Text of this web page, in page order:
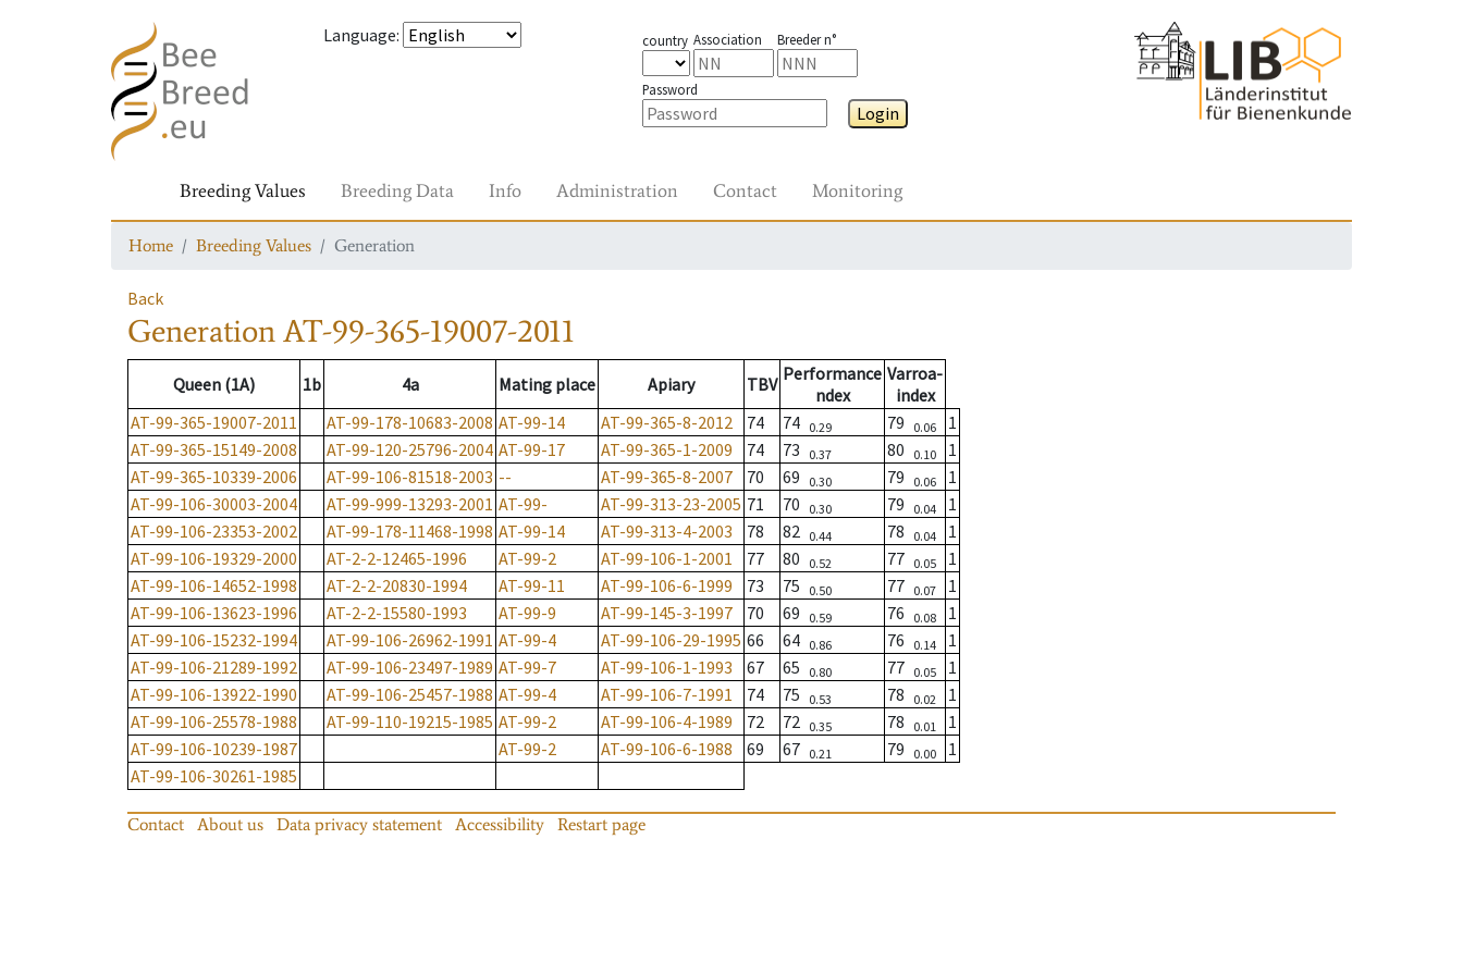
Language: country Association Breeder n°
Password
Login
Breeding Values Breeding Data Info Administration Contact Monitoring
Home Breeding Values Generation
Back
GenerationAT-99-365-19007-2011
Queen (1A) 1b 4a Mating place Apiary TBV Performance
ndex
Varroa-
index
AT-99-365-19007-2011
AT-99-178-10683-2008 AT-99-14 AT-99-365-8-2012 74 74 0.29 79 0.06
1
AT-99-365-15149-2008
AT-99-120-25796-2004 AT-99-17 AT-99-365-1-2009 74 73 0.37 80 0.10
1
AT-99-365-10339-2006
AT-99-106-81518-2003 -- AT-99-365-8-2007 70 69 0.30 79 0.06
1
AT-99-106-30003-2004
AT-99-999-13293-2001 AT-99- AT-99-313-23-2005 71 70 0.30 79 0.04
1
AT-99-106-23353-2002
AT-99-178-11468-1998 AT-99-14 AT-99-313-4-2003 78 82 0.44 78 0.04
1
AT-99-106-19329-2000
AT-2-2-12465-1996 AT-99-2 AT-99-106-1-2001 77 80 0.52 77 0.05
1
AT-99-106-14652-1998
AT-2-2-20830-1994 AT-99-11 AT-99-106-6-1999 73 75 0.50 77 0.07
1
AT-99-106-13623-1996
AT-2-2-15580-1993 AT-99-9 AT-99-145-3-1997 70 69 0.59 76 0.08
1
AT-99-106-15232-1994
AT-99-106-26962-1991 AT-99-4 AT-99-106-29-1995 66 64 0.86 76 0.14
1
AT-99-106-21289-1992
AT-99-106-23497-1989 AT-99-7 AT-99-106-1-1993 67 65 0.80 77 0.05
1
AT-99-106-13922-1990
AT-99-106-25457-1988 AT-99-4 AT-99-106-7-1991 74 75 0.53 78 0.02
1
AT-99-106-25578-1988
AT-99-110-19215-1985 AT-99-2 AT-99-106-4-1989 72 72 0.35 78 0.01
1
AT-99-106-10239-1987
AT-99-2 AT-99-106-6-1988 69 67 0.21 79 0.00
1
AT-99-106-30261-1985
Contact About us Data privacy statement Accessibility Restart page